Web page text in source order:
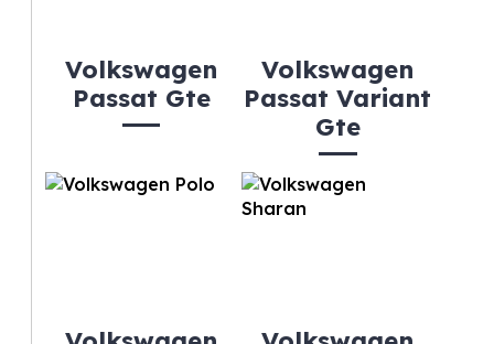
Volkswagen
Passat Gte
Volkswagen
Passat Variant
Gte